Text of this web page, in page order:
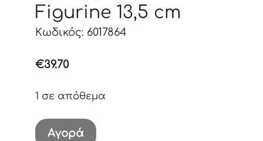
Figurine 13,5 cm
Κωδικός: 6017864
€39.70
1 σε απόθεμα
Snoopy
Αγορά